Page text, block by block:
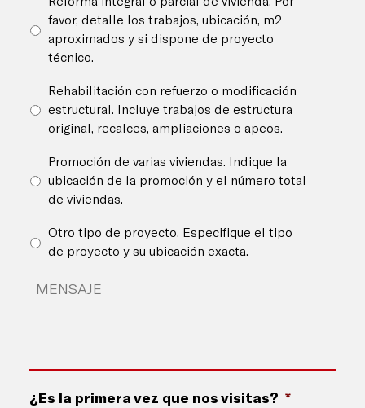
favor, detalle los trabajos, ubicación, m2
aproximados y si dispone de proyecto
técnico.
Rehabilitación con refuerzo o modificación
estructural. Incluye trabajos de estructura
original, recalces, ampliaciones o apeos.
Promoción de varias viviendas. Indique la
ubicación de la promoción y el número total
de viviendas.
Otro tipo de proyecto. Especifique el tipo
de proyecto y su ubicación exacta.
Detalles
¿Es la primera vez que nos visitas? *